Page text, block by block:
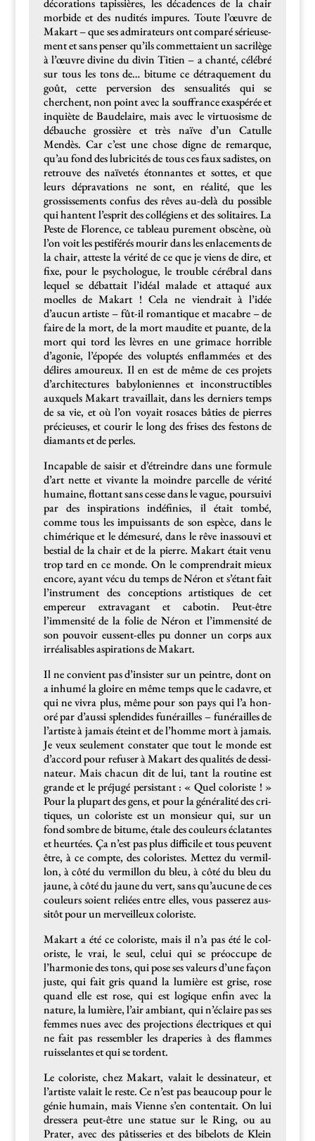
déco­ra­tions tapis­sières, les déca­dences de la chair
mor­bide et des nudités impures. Toute l’œuvre de
Makart – que ses admi­ra­teurs ont com­paré sérieuse­
ment et sans penser qu’ils com­met­taient un sac­rilège
à l’œuvre divine du divin Titien – a chan­té, célébré
sur tous les tons de… bitume ce détraque­ment du
goût, cette per­ver­sion des sen­su­al­ités qui se
cherchent, non point avec la souf­france exas­pérée et
inquiète de Baude­laire, mais avec le vir­tu­o­sisme de
débauche grossière et très naïve d’un Cat­ulle
Mendès. Car c’est une chose digne de remar­que,
qu’au fond des lubric­ités de tous ces faux sadistes, on
retrou­ve des naïvetés éton­nantes et sottes, et que
leurs dépra­va­tions ne sont, en réal­ité, que les
grossisse­ments con­fus des rêves au-delà du pos­si­ble
qui hantent l’esprit des col­légiens et des soli­taires. La
Peste de Flo­rence, ce tableau pure­ment obscène, où
l’on voit les pes­tiférés mourir dans les enlace­ments de
la chair, atteste la vérité de ce que je viens de dire, et
fixe, pour le psy­cho­logue, le trou­ble cérébral dans
lequel se débat­tait l’idéal malade et attaqué aux
moelles de Makart ! Cela ne viendrait à l’idée
d’aucun artiste – fût-il roman­tique et macabre – de
faire de la mort, de la mort mau­dite et puante, de la
mort qui tord les lèvres en une gri­mace hor­ri­ble
d’agonie, l’épopée des volup­tés enflam­mées et des
délires amoureux. Il en est de même de ces pro­jets
d’architectures baby­loni­ennes et incon­structibles
aux­quels Makart tra­vail­lait, dans les derniers temps
de sa vie, et où l’on voy­ait rosaces bâties de pier­res
pré­cieuses, et courir le long des fris­es des fes­tons de
dia­mants et de perles.
Inca­pable de saisir et d’étreindre dans une for­mule
d’art nette et vivante la moin­dre par­celle de vérité
humaine, flot­tant sans cesse dans le vague, pour­suivi
par des inspi­ra­tions indéfinies, il était tombé,
comme tous les impuis­sants de son espèce, dans le
chimérique et le démesuré, dans le rêve inas­sou­vi et
bes­tial de la chair et de la pierre. Makart était venu
trop tard en ce monde. On le com­prendrait mieux
encore, ayant vécu du temps de Néron et s’étant fait
l’instrument des con­cep­tions artis­tiques de cet
empereur extrav­a­gant et cabotin. Peut-être
l’immen­sité de la folie de Néron et l’immensité de
son pou­voir eussent-elles pu don­ner un corps aux
irréal­is­ables aspi­ra­tions de Makart.
Il ne con­vient pas d’insister sur un pein­tre, dont on
a inhumé la gloire en même temps que le cadavre, et
qui ne vivra plus, même pour son pays qui l’a hon­
oré par d’aussi splen­dides funérailles – funérailles de
l’artiste à jamais éteint et de l’homme mort à jamais.
Je veux seule­ment con­stater que tout le monde est
d’accord pour refuser à Makart des qual­ités de dessi­
na­teur. Mais cha­cun dit de lui, tant la rou­tine est
grande et le préjugé per­sis­tant : « Quel col­oriste ! »
Pour la plu­part des gens, et pour la général­ité des cri­
tiques, un col­oriste est un mon­sieur qui, sur un
fond som­bre de bitume, étale des couleurs écla­tantes
et heurtées. Ça n’est pas plus dif­fi­cile et tous peu­vent
être, à ce compte, des col­oristes. Met­tez du ver­mil­
lon, à côté du ver­mil­lon du bleu, à côté du bleu du
jaune, à côté du jaune du vert, sans qu’aucune de ces
couleurs soient reliées entre elles, vous passerez aus­
sitôt pour un mer­veilleux coloriste.
Makart a été ce col­oriste, mais il n’a pas été le col­
oriste, le vrai, le seul, celui qui se préoc­cupe de
l’harmonie des tons, qui pose ses valeurs d’une façon
juste, qui fait gris quand la lumière est grise, rose
quand elle est rose, qui est logique enfin avec la
nature, la lumière, l’air ambiant, qui n’éclaire pas ses
femmes nues avec des pro­jec­tions élec­triques et qui
ne fait pas ressem­bler les draperies à des flammes
ruis­se­lantes et qui se tordent.
Le col­oriste, chez Makart, valait le dessi­na­teur, et
l’artiste valait le reste. Ce n’est pas beau­coup pour le
génie humain, mais Vienne s’en con­tentait. On lui
dressera peut-être une stat­ue sur le Ring, ou au
Prater, avec des pâtis­series et des bibelots de Klein